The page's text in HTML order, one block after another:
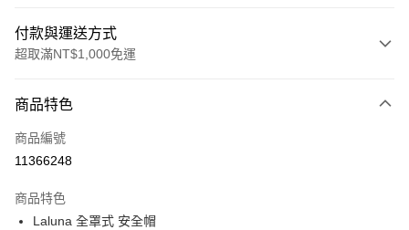
付款與運送方式
超取滿NT$1,000免運
信用卡一次付款
超商取貨付款
ATM付款
商品特色
商品編號
11366248
商品特色
Laluna 全罩式 安全帽